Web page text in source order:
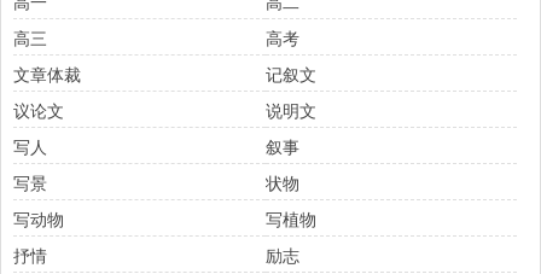
高三
高考
文章体裁
记叙文
议论文
说明文
写人
叙事
写景
状物
写动物
写植物
抒情
励志